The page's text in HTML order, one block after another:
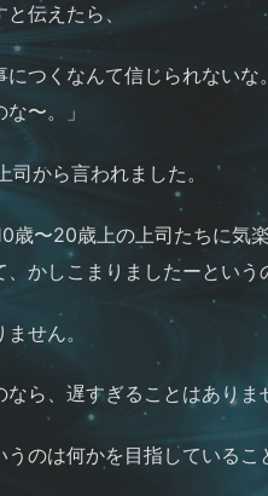
伝えたら、
つくなんて信じられないな。
〜。」
から言われました。
歳〜20歳上の上司たちに気
かしこまりましたーという
せん。
ら、遅すぎることはありま
のは何かを目指しているこ